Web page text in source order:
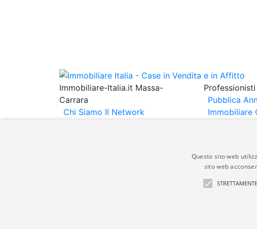
Immobiliare-Italia.it Massa-
Carrara
Chi Siamo Il Network
Professionisti
Pubblica
Immobiliare
Gli annunci immobiliari presenti su immobiliare-
italia.it quindi non è responsabile della veridicità,
Questo sito web
sito web